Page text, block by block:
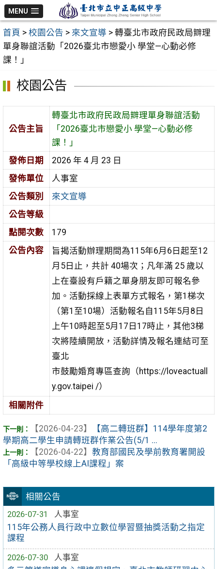
跳
至
主
要
內
MENU
首頁 > 校園公告 > 來文宣導 > 轉臺北市政府民政局辧理
單身聯誼活動「2026臺北市戀愛小 學堂—心動必修
課！」
相關公告
2026-07-31
人事室
115年公務人員行政中立數位學習暨抽獎活動之指定
課程
2026-07-30
人事室
校園公告
公告主旨
轉臺北市政府民政局辧理單身聯誼活動
「2026臺北市戀愛小 學堂—心動必修
課！」
發佈日期
2026 年 4 月 23 日
發佈單位
人事室
公告類別
來文宣導
公告等級
點閱次數
179
公告內容
旨揭活動辦理期間為115年6月6日起至12
月5日止，共計 40場次；凡年滿 25 歲以
上在臺設有戶籍之單身朋友即可報名參
加。活動採線上表單方式報名，第1梯次
（第1至10場）活動報名自115年5月8日
上午10時起至5月17日17時止，其他3梯
次將陸續開放，活動詳情及報名連結可至
臺北
市鼓勵婚育專區查詢（https://loveactuall
y.gov.taipei /）
相關附件
【2026-04-23】
【高二轉班群】114學年度第2
學期高二學生申請轉班群作業公告(5/1 ...
【2026-04-22】 教育部國民及學前教育署開設
「高級中等學校線上AI課程」案